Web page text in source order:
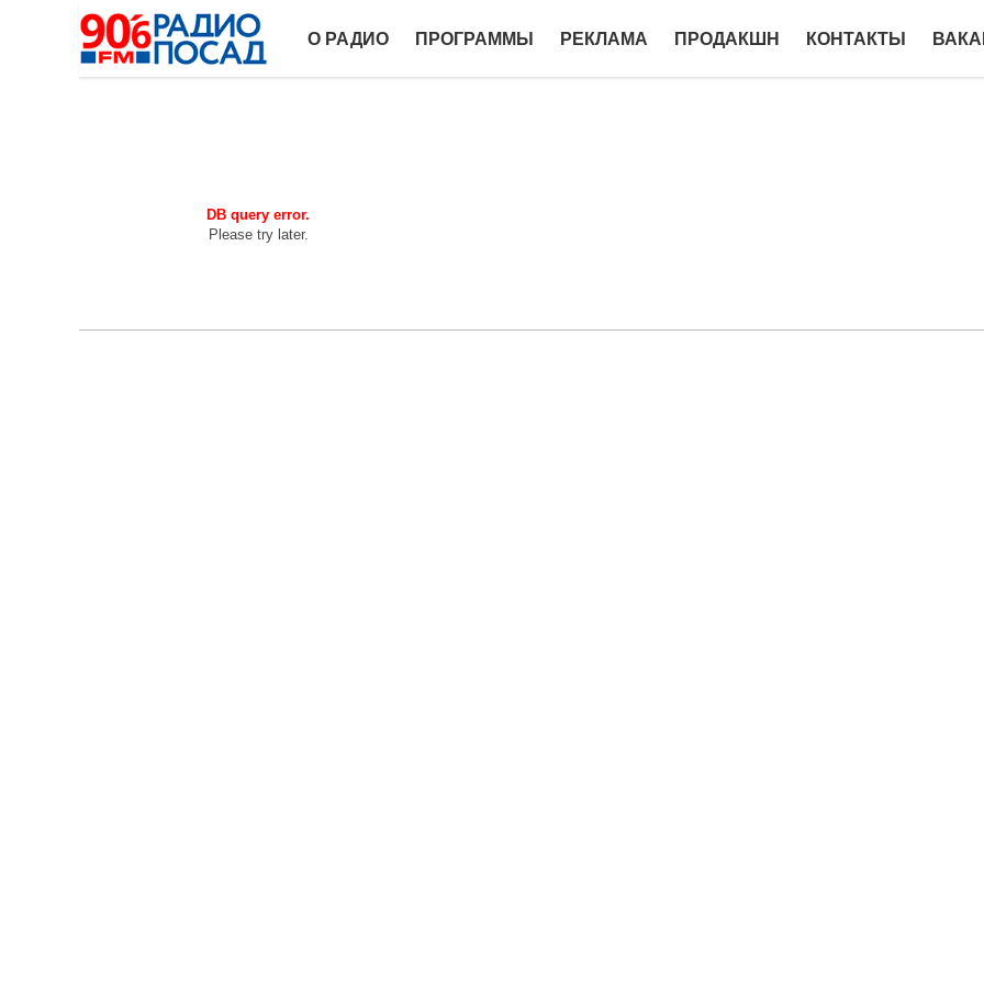
О РАДИО ПРОГРАММЫ РЕКЛАМА ПРОДАКШН КОНТАКТЫ
DB query error.
Please try later.